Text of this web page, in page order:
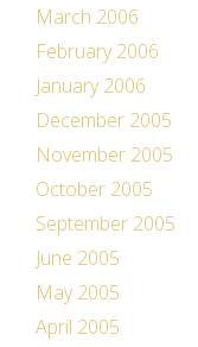
March 2006
February 2006
January 2006
December 2005
November 2005
October 2005
September 2005
June 2005
May 2005
April 2005